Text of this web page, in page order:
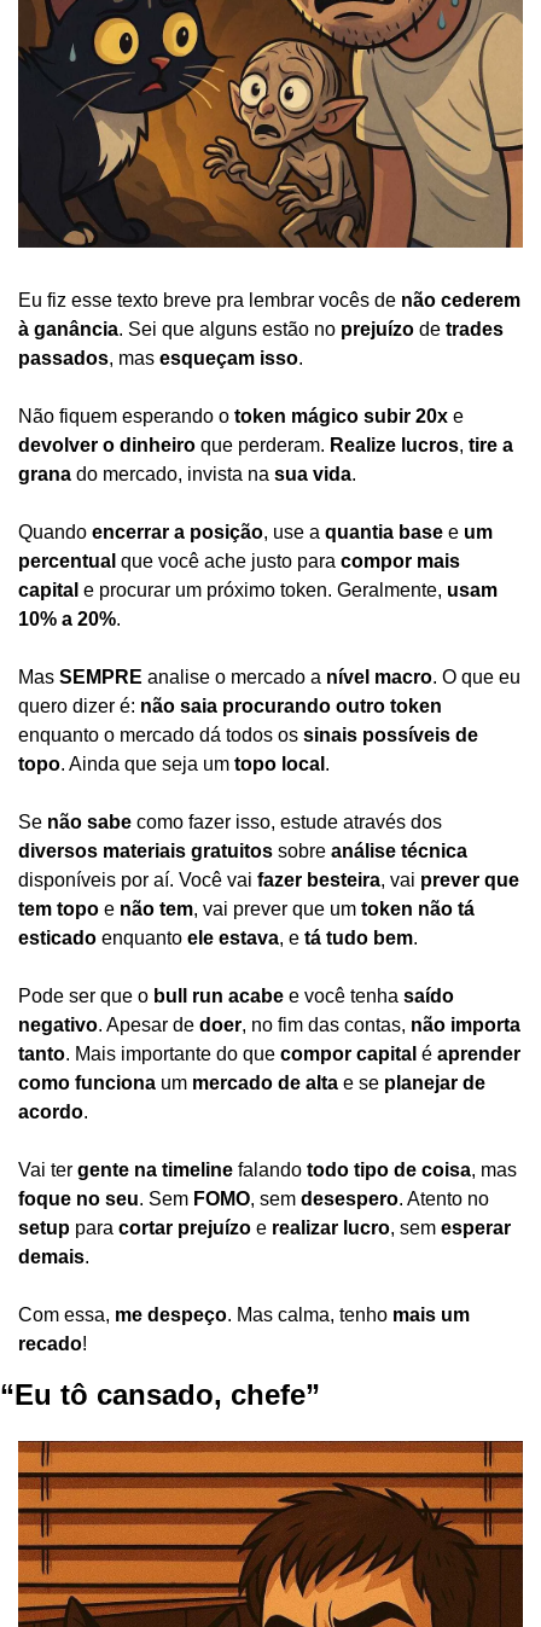
Eu fiz esse texto breve pra lembrar vocês de não cederem
à ganância. Sei que alguns estão no prejuízo de trades
passados, mas esqueçam isso.
Não fiquem esperando o token mágico subir 20x
devolver o dinheiro que perderam. Realize lucros, tire a
grana do mercado, invista na sua vida.
Quando encerrar a posição, use a quantia base e um
percentual que você ache justo para compor mais
capital e procurar um próximo token. Geralmente, usam
10% a 20%.
Mas SEMPRE analise o mercado a nível macro. O que eu
quero dizer é: não saia procurando outro token
enquanto o mercado dá todos os sinais possíveis de
topo. Ainda que seja um topo local .
Se não sabe
diversos materiais gratuitos sobre análise técnica
disponíveis por aí. Você vai fazer besteira, vai prever que
tem topo e não tem, vai prever que um token não tá
esticado enquanto ele estava, e tá tudo bem.
Pode ser que o bull run acabe e você tenha saído
negativo. Apesar de doer, no fim das contas, não importa
tanto. Mais importante do que compor capital é aprender
como funciona um mercado de alta e se planejar de
acordo.
Vai ter gente na timeline falando todo tipo de coisa
foque no seu. Sem FOMO, sem desespero
setup para cortar prejuízo e realizar lucro, sem esperar
demais.
Com essa, me despeço. Mas calma, tenho mais um
recado!
“Eu tô cansado, chefe”